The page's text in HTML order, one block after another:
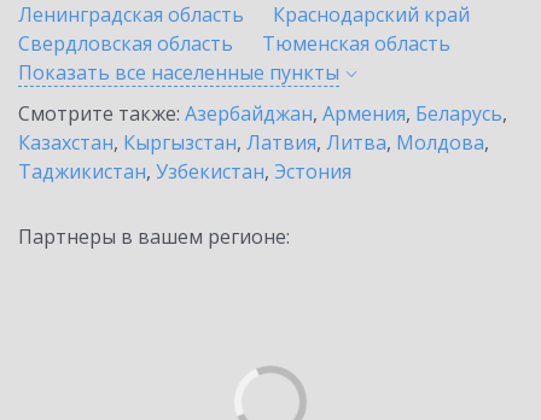
Ленинградская область
Краснодарский край
Свердловская область
Тюменская область
Показать все населенные пункты
Смотрите также: Азербайджан, Армения, Беларусь,
Казахстан, Кыргызстан, Латвия, Литва, Молдова,
Таджикистан, Узбекистан, Эстония
Партнеры в вашем регионе: